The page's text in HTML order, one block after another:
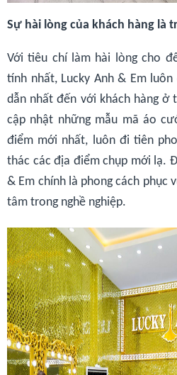
Sự hài lòng của khách hàng là
Với tiêu chí làm hài lòng cho
tính nhất, Lucky Anh & Em
dẫn nhất đến với khách hàng
cập nhật những mẫu mã áo
điểm mới nhất, luôn đi tiên
thác các địa điểm chụp mới lạ.
& Em chính là phong cách phục
tâm trong nghề nghiệp.